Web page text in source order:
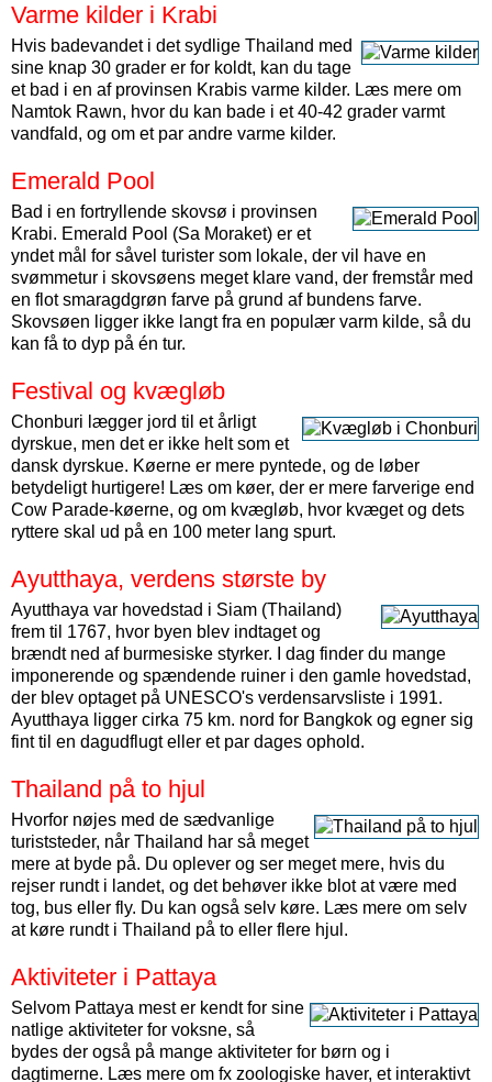
Varme kilder i Krabi
Hvis badevandet i det sydlige Thailand med
sine knap 30 grader er for koldt, kan du tage
et bad i en af provinsen Krabis varme kilder. Læs mere om
Namtok Rawn, hvor du kan bade i et 40-42 grader varmt
vandfald, og om et par andre varme kilder.
Emerald Pool
Bad i en fortryllende skovsø i provinsen
Krabi. Emerald Pool (Sa Moraket) er et
yndet mål for såvel turister som lokale, der vil have en
svømmetur i skovsøens meget klare vand, der fremstår med
en flot smaragdgrøn farve på grund af bundens farve.
Skovsøen ligger ikke langt fra en populær varm kilde, så du
kan få to dyp på én tur.
Festival og kvægløb
Chonburi lægger jord til et årligt
dyrskue, men det er ikke helt som et
dansk dyrskue. Køerne er mere pyntede, og de løber
betydeligt hurtigere! Læs om køer, der er mere farverige end
Cow Parade-køerne, og om kvægløb, hvor kvæget og dets
ryttere skal ud på en 100 meter lang spurt.
Ayutthaya, verdens største by
Ayutthaya var hovedstad i Siam (Thailand)
frem til 1767, hvor byen blev indtaget og
brændt ned af burmesiske styrker. I dag finder du mange
imponerende og spændende ruiner i den gamle hovedstad,
der blev optaget på UNESCO's verdensarvsliste i 1991.
Ayutthaya ligger cirka 75 km. nord for Bangkok og egner sig
fint til en dagudflugt eller et par dages ophold.
Thailand på to hjul
Hvorfor nøjes med de sædvanlige
turiststeder, når Thailand har så meget
mere at byde på. Du oplever og ser meget mere, hvis du
rejser rundt i landet, og det behøver ikke blot at være med
tog, bus eller fly. Du kan også selv køre. Læs mere om selv
at køre rundt i Thailand på to eller flere hjul.
Aktiviteter i Pattaya
Selvom Pattaya mest er kendt for sine
natlige aktiviteter for voksne, så
bydes der også på mange aktiviteter for børn og i
dagtimerne. Læs mere om fx zoologiske haver, et interaktivt